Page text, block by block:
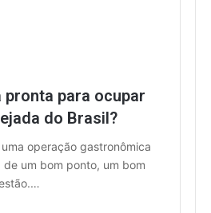
pronta para ocupar
do Brasil?
operação gastronômica
um bom ponto, um bom